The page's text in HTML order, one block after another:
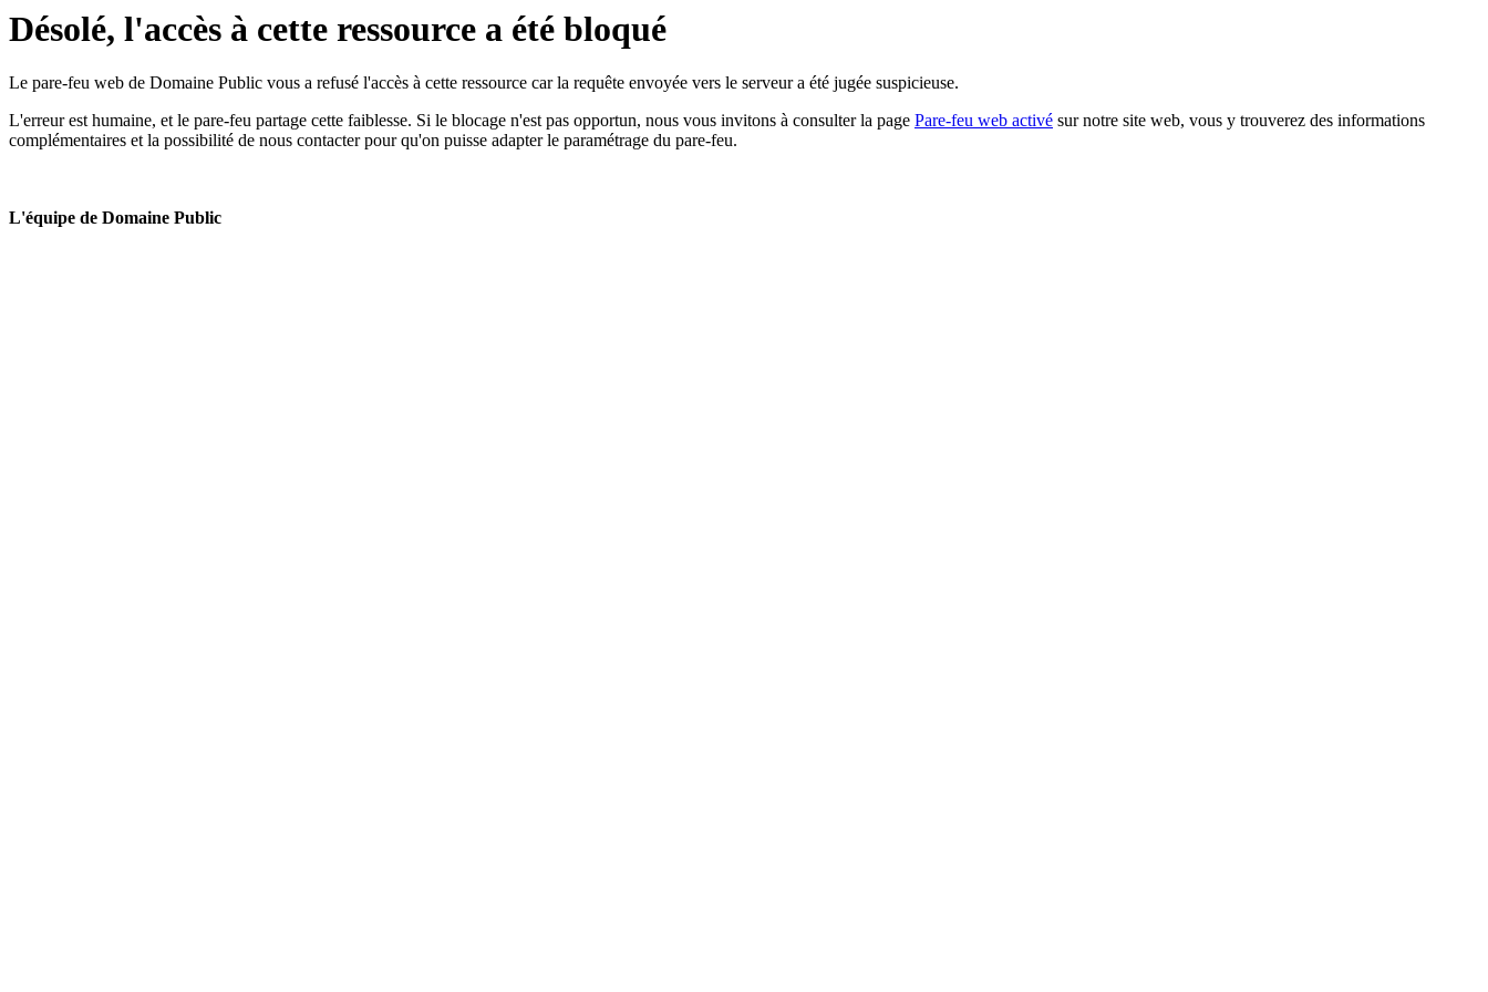
Désolé, l'accès à cette ressource a été bloqué
Le pare-feu web de Domaine Public vous a refusé l'accès à cette ressource car la requête envoyée vers le serveur a été jugée suspicieuse.
L'erreur est humaine, et le pare-feu partage cette faiblesse. Si le blocage n'est pas opportun, nous vous invitons à consulter la page Pare-feu web activé sur notre site web, vous y trouverez des informations
complémentaires et la possibilité de nous contacter pour qu'on puisse adapter le paramétrage du pare-feu.
L'équipe de Domaine Public